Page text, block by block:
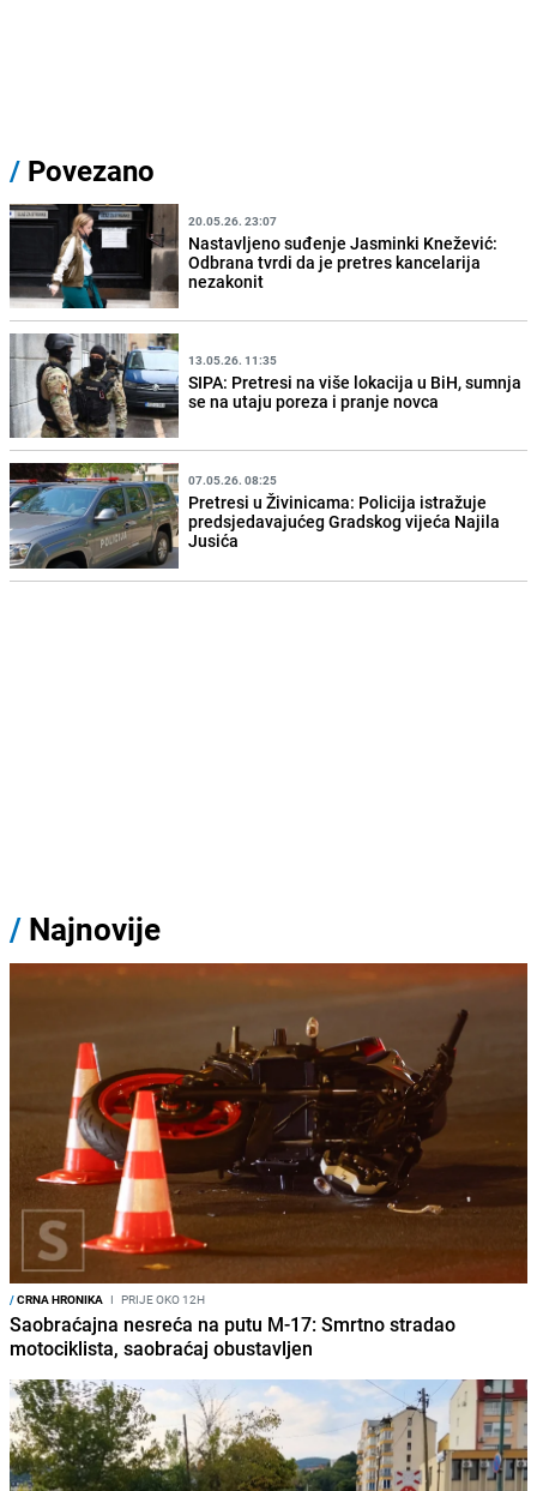
/ Povezano
20.05.26. 23:07
Nastavljeno suđenje Jasminki Knežević:
Odbrana tvrdi da je pretres kancelarija
nezakonit
13.05.26. 11:35
SIPA: Pretresi na više lokacija u BiH, sumnja
se na utaju poreza i pranje novca
07.05.26. 08:25
Pretresi u Živinicama: Policija istražuje
predsjedavajućeg Gradskog vijeća Najila
Jusića
/ Najnovije
/CRNA HRONIKA I PRIJE OKO 12H
Saobraćajna nesreća na putu M-17: Smrtno stradao
motociklista, saobraćaj obustavljen